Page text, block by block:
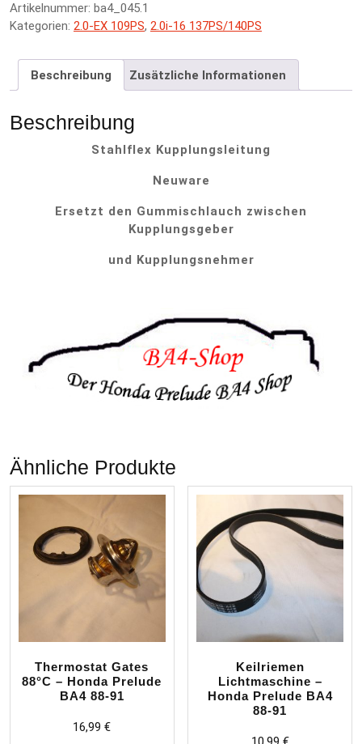
n
t
i
Artikelnummer: ba4_045.1
Kategorien: 2.0-EX 109PS, 2.0i-16 137PS/140PS
Beschreibung Zusätzliche Informationen
Beschreibung
Stahlflex Kupplungsleitung
Neuware
Ersetzt den Gummischlauch zwischen
Kupplungsgeber
und Kupplungsnehmer
Ähnliche Produkte
Thermostat Gates
88°C – Honda Prelude
BA4 88-91
16,99€
Keilriemen
Lichtmaschine –
Honda Prelude BA4
88-91